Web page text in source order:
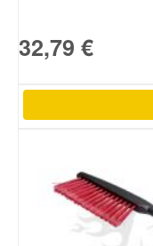
32,79 €